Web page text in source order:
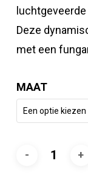
Deze
met een
MAAT
Een optie kiezen